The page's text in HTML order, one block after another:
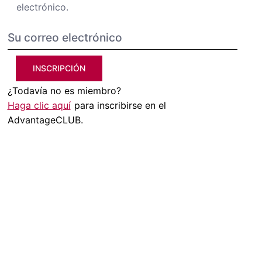
electrónico.
INSCRIPCIÓN
¿Todavía no es miembro?
Haga clic aquí para inscribirse en el
AdvantageCLUB.